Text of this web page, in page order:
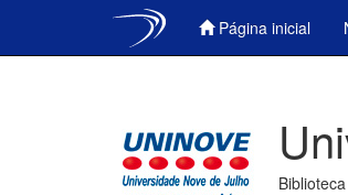
Página inicial